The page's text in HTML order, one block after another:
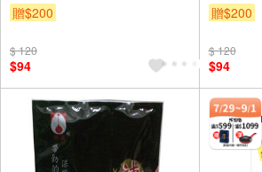
贈$200
$ 120
$94
贈$200
$ 120
$94